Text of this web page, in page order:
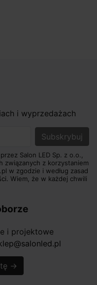
i wyprzedażach
Salon LED Sp. z o.o.,
związanych z korzystaniem
w zgodzie i według zasad
Wiem, że w każdej chwili
i projektowe
→